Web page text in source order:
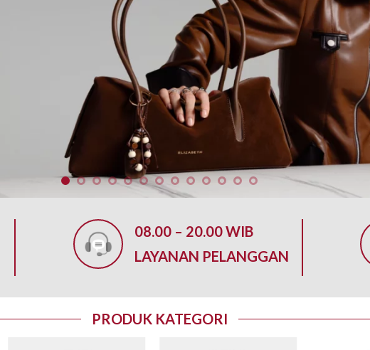
08.00 – 20.00 WIB
LAYANAN PELANGGAN
PRODUK KATEGORI